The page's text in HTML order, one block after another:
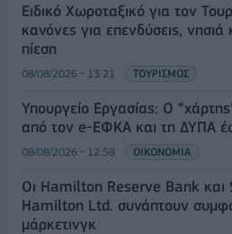
Ειδικό Χωροταξικό για τον
κανόνες για επενδύσεις,
πίεση
08/08/2026 - 13:21 ΤΟΥΡΙΣΜΟΣ
Υπουργείο Εργασίας: Ο
από τον e-ΕΦΚΑ και τη ΔΥΠΑ
08/08/2026 - 12:58 ΟΙΚΟΝΟΜΙΑ
Οι Hamilton Reserve Bank και
Hamilton Ltd. συνάπτουν
μάρκετινγκ